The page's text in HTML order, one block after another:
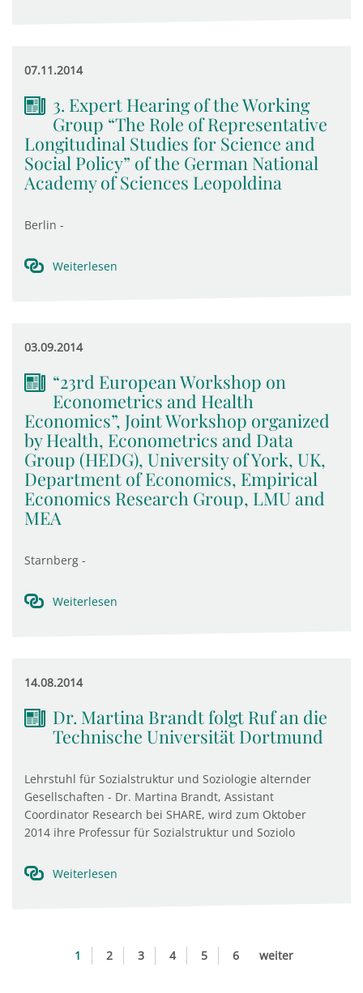
07.11.2014
3. Expert Hearing of the Working
Group “The Role of Representative
Longitudinal Studies for Science and
Social Policy” of the German National
Academy of Sciences Leopoldina
Berlin -
Weiterlesen
03.09.2014
“23rd European Workshop on
Econometrics and Health
Economics”, Joint Workshop organized
by Health, Econometrics and Data
Group (HEDG), University of York, UK,
Department of Economics, Empirical
Economics Research Group, LMU and
MEA
Starnberg -
Weiterlesen
14.08.2014
Dr. Martina Brandt folgt Ruf an die
Technische Universität Dortmund
Lehrstuhl für Sozialstruktur und Soziologie alternder
Gesellschaften - Dr. Martina Brandt, Assistant
Coordinator Research bei SHARE, wird zum Oktober
2014 ihre Professur für Sozialstruktur und Soziolo
Weiterlesen
1 2 3 4 5 6 weiter